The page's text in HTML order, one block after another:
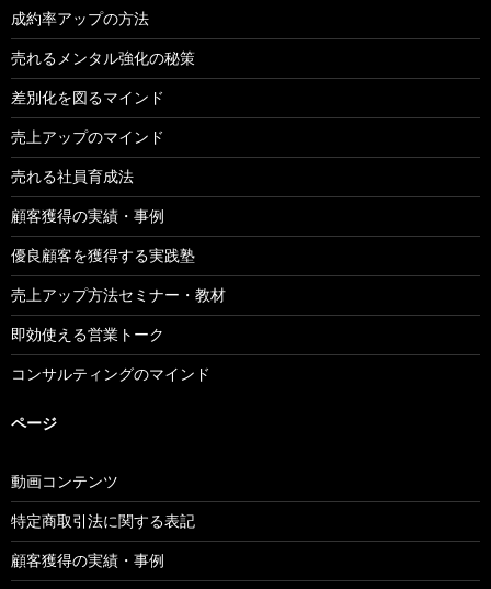
成約率アップの方法
売れるメンタル強化の秘策
差別化を図るマインド
売上アップのマインド
売れる社員育成法
顧客獲得の実績・事例
優良顧客を獲得する実践塾
売上アップ方法セミナー・教材
即効使える営業トーク
コンサルティングのマインド
ページ
動画コンテンツ
特定商取引法に関する表記
顧客獲得の実績・事例